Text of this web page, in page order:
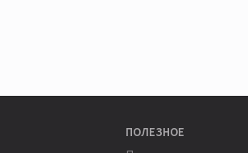
ПОЛЕЗНОЕ